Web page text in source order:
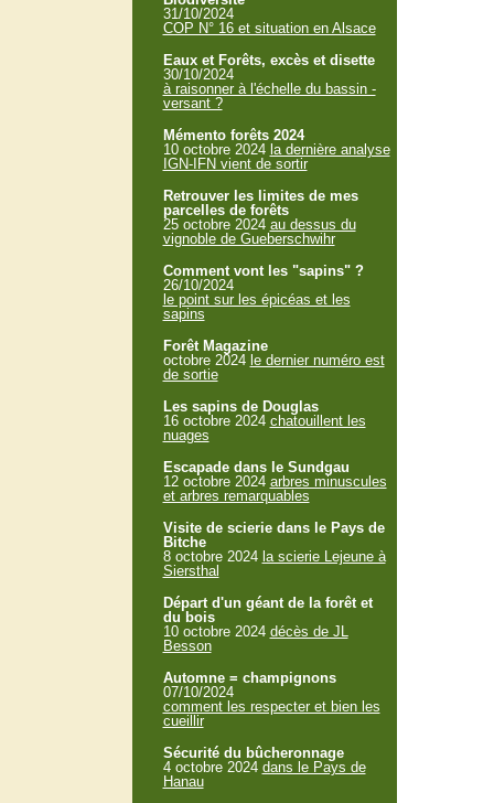
31/10/2024
COP N° 16 et situation en Alsace
Eaux et Forêts, excès et disette
30/10/2024
à raisonner à l'échelle du bassin -
versant ?
Mémento forêts 2024
10 octobre 2024 la dernière analyse
IGN-IFN vient de sortir
Retrouver les limites de mes
parcelles de forêts
25 octobre 2024 au dessus du
vignoble de Gueberschwihr
Comment vont les "sapins" ?
26/10/2024
le point sur les épicéas et les
sapins
Forêt Magazine
octobre 2024 le dernier numéro est
de sortie
Les sapins de Douglas
16 octobre 2024 chatouillent les
nuages
Escapade dans le Sundgau
12 octobre 2024 arbres minuscules
et arbres remarquables
Visite de scierie dans le Pays de
Bitche
8 octobre 2024 la scierie Lejeune à
Siersthal
Départ d'un géant de la forêt et
du bois
10 octobre 2024 décès de JL
Besson
Automne = champignons
07/10/2024
comment les respecter et bien les
cueillir
Sécurité du bûcheronnage
4 octobre 2024 dans le Pays de
Hanau